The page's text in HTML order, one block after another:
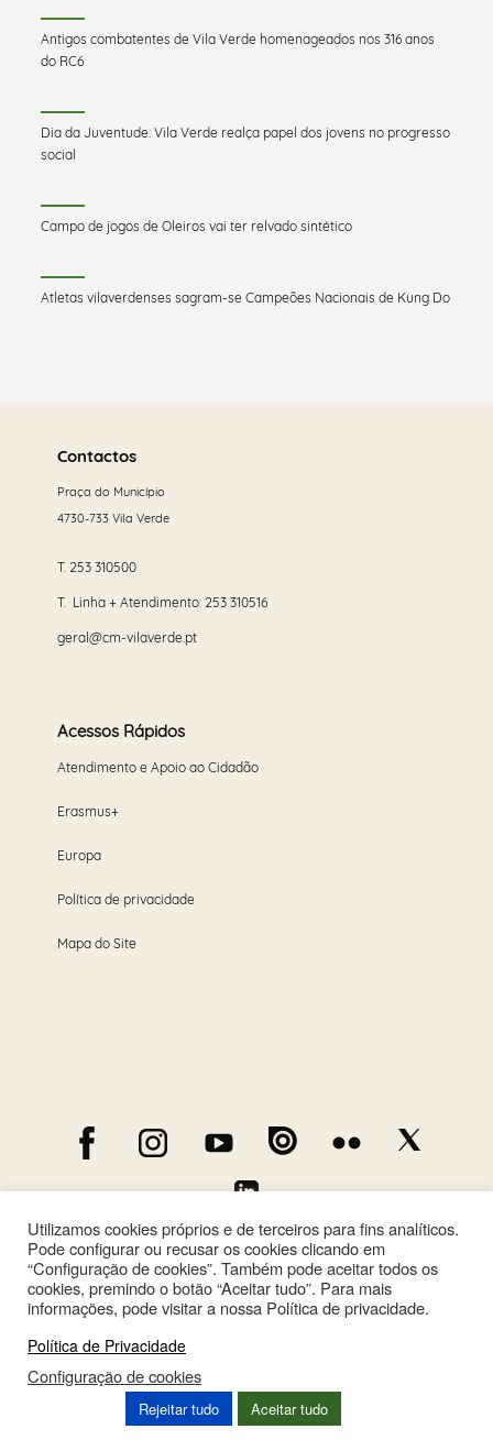
Antigos combatentes de Vila Verde homenageados nos 316 anos
do RC6
Dia da Juventude: Vila Verde realça papel dos jovens no progresso
social
Campo de jogos de Oleiros vai ter relvado sintético
Atletas vilaverdenses sagram-se Campeões Nacionais de Kung Do
maisContactos
Praça do Município
4730-733 Vila Verde
T. 253 310500
T. Linha + Atendimento: 253 310516
geral@cm-vilaverde.pt
Acessos Rápidos
Atendimento e Apoio ao Cidadão
Erasmus+
Europa
Política de privacidade
Mapa do Site
Utilizamos cookies próprios e de terceiros para fins analíticos.
Pode configurar ou recusar os cookies clicando em
“Configuração de cookies”. Também pode aceitar todos os
cookies, premindo o botão “Aceitar tudo”. Para mais
informações, pode visitar a nossa Política de privacidade.
Política de Privacidade
Configuração de cookies
Rejeitar tudo Aceitar tudo
This site is registered onwpml.orgas a development site. Switch to a production
site key toremove this banner.